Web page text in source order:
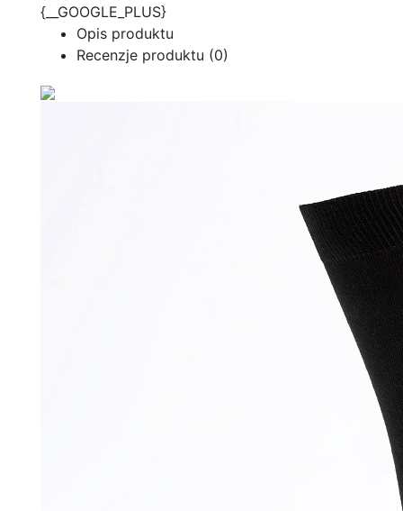
{__GOOGLE_PLUS}
Opis produktu
Recenzje produktu (0)